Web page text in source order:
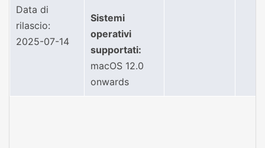
Data di
rilascio:
2025-07-14
Sistemi
operativi
supportati:
macOS 12.0
onwards